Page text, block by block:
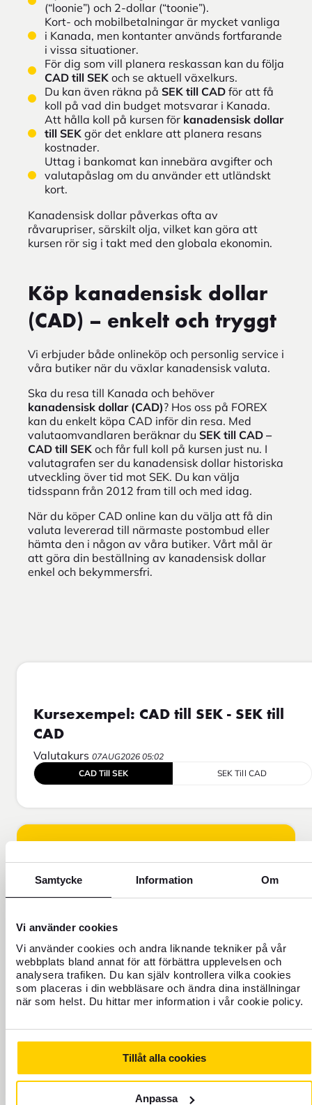
Samtycke Information Om
Vi använder cookies
Vi använder cookies och andra liknande tekniker på vår
webbplats bland annat för att förbättra upplevelsen och
analysera trafiken. Du kan själv kontrollera vilka cookies
som placeras i din webbläsare och ändra dina inställningar
när som helst. Du hittar mer information i vår cookie policy.
Tillåt alla cookies
Anpassa
(“loonie”) och 2-dollar (“toonie”).
Kort- och mobilbetalningar är mycket vanliga
i Kanada, men kontanter används fortfarande
i vissa situationer.
För dig som vill planera reskassan kan du följa
CAD till SEK och se aktuell växelkurs.
Du kan även räkna på SEK till CAD för att få
koll på vad din budget motsvarar i Kanada.
Att hålla koll på kursen för kanadensisk dollar
till SEK gör det enklare att planera resans
kostnader.
Uttag i bankomat kan innebära avgifter och
valutapåslag om du använder ett utländskt
kort.
Kanadensisk dollar påverkas ofta av
råvarupriser, särskilt olja, vilket kan göra att
kursen rör sig i takt med den globala ekonomin.
Köp kanadensisk dollar
(CAD) – enkelt och tryggt
Vi erbjuder både onlineköp och personlig service i
våra butiker när du växlar kanadensisk valuta.
Ska du resa till Kanada och behöver
kanadensisk dollar (CAD)? Hos oss på FOREX
kan du enkelt köpa CAD inför din resa. Med
valutaomvandlaren beräknar du SEK till CAD –
CAD till SEK och får full koll på kursen just nu. I
valutagrafen ser du kanadensisk dollar historiska
utveckling över tid mot SEK. Du kan välja
tidsspann från 2012 fram till och med idag.
När du köper CAD online kan du välja att få din
valuta levererad till närmaste postombud eller
hämta den i någon av våra butiker. Vårt mål är
att göra din beställning av kanadensisk dollar
enkel och bekymmersfri.
Kursexempel: CAD till SEK - SEK till
CAD
Valutakurs 07AUG2026 05:02
CAD Till SEK
SEK Till CAD
FOREX FÖRKLARAR!
Läs om varför vår valutakurs skiljer
sig från den kurs du ser på
exempelvis Google.